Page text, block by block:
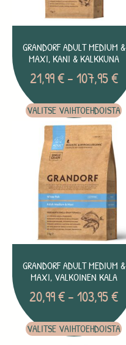
GRANDORF ADULT MEDIUM &
MAXI, KANI & KALKKUNA
21,99€ –107,95€
VALITSE VAIHTOEHDOISTA
GRANDORF ADULT MEDIUM &
MAXI, VALKOINEN KALA
20,99€– 103,95€
VALITSE VAIHTOEHDOISTA